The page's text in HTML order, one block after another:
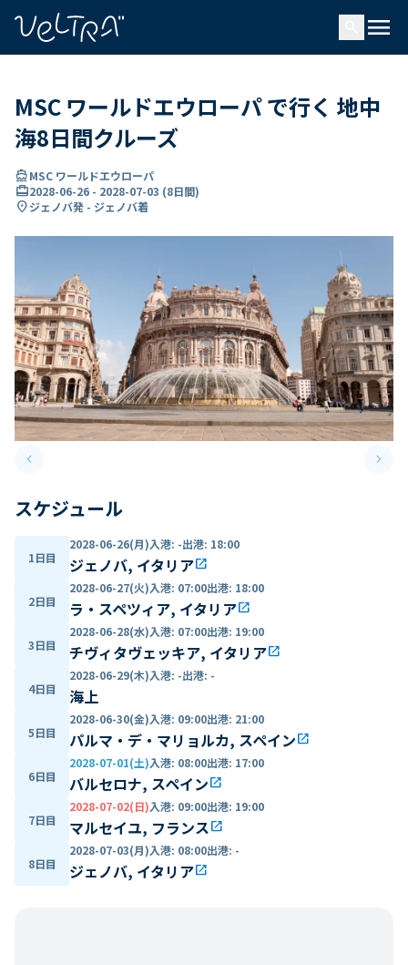
menu
MSC ワールドエウローパ で行く 地中
海8日間クルーズ
directions_boatMSC ワールドエウローパ
card_travel2028-06-26 - 2028-07-03 (8日間)
location_onジェノバ発 - ジェノバ着
keyboard_arrow_leftPrevious slide keyboard_arrow_right
スケジュール
1日目
2028-06-26(月)入港: -出港: 18:00
ジェノバ, イタリアopen_in_new
2日目
2028-06-27(火)入港: 07:00出港: 18:00
ラ・スペツィア, イタリアopen_in_new
3日目
2028-06-28(水)入港: 07:00出港: 19:00
チヴィタヴェッキア, イタリアopen_in_new
4日目
2028-06-29(木)入港: -出港: -
海上
5日目
2028-06-30(金)入港: 09:00出港: 21:00
パルマ・デ・マリョルカ, スペインopen_in_new
6日目
2028-07-01(土)入港: 08:00出港: 17:00
バルセロナ, スペインopen_in_new
7日目
2028-07-02(日)入港: 09:00出港: 19:00
マルセイユ, フランスopen_in_new
8日目
2028-07-03(月)入港: 08:00出港: -
ジェノバ, イタリアopen_in_new